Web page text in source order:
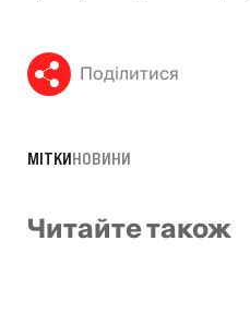
Поділитися
МІТКИНОВИНИ
Читайте також